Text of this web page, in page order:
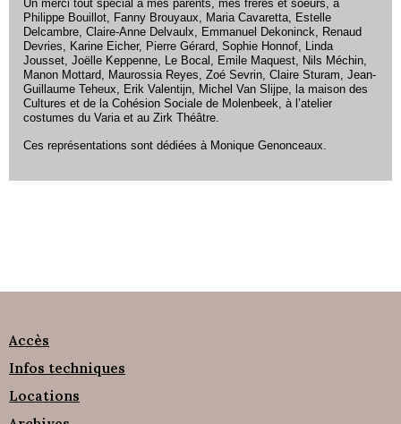
Un merci tout spécial à mes parents, mes frères et soeurs, à
Philippe Bouillot, Fanny Brouyaux, Maria Cavaretta, Estelle
Delcambre, Claire-Anne Delvaulx, Emmanuel Dekoninck, Renaud
Devries, Karine Eicher, Pierre Gérard, Sophie Honnof, Linda
Jousset, Joëlle Keppenne, Le Bocal, Emile Maquest, Nils Méchin,
Manon Mottard, Maurossia Reyes, Zoé Sevrin, Claire Sturam, Jean-
Guillaume Teheux, Erik Valentijn, Michel Van Slijpe, la maison des
Cultures et de la Cohésion Sociale de Molenbeek, à l’atelier
costumes du Varia et au Zirk Théâtre.
Ces représentations sont dédiées à Monique Genonceaux.
Accès
Infos techniques
Locations